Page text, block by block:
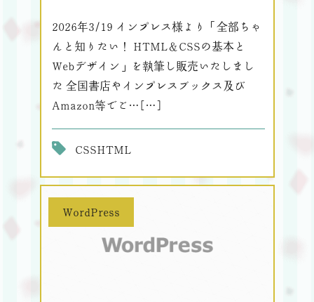
2026年3/19 インプレス様より「全部ちゃ
んと知りたい！ HTML＆CSSの基本と
Webデザイン」を執筆し販売いたしまし
た 全国書店やインプレスブックス及び
Amazon等でご…[…]
CSSHTML
WordPress